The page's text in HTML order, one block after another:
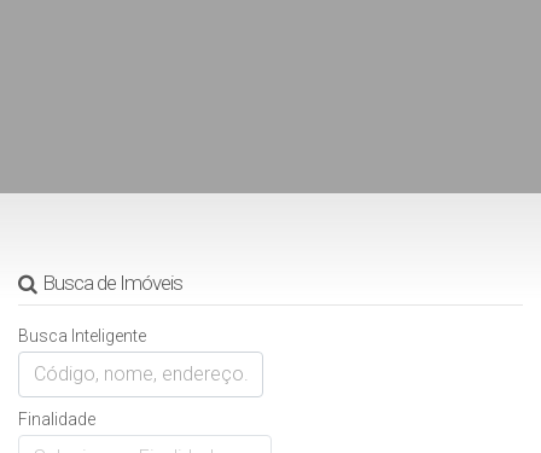
Busca de Imóveis
Busca Inteligente
Finalidade